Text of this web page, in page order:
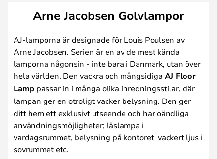
Arne Jacobsen Golvlampor
AJ-lamporna är designade för Louis Poulsen av
Arne Jacobsen. Serien är en av de mest kända
lamporna någonsin - inte bara i Danmark, utan över
hela världen. Den vackra och mångsidiga AJ Floor
Lamp passar in i många olika inredningsstilar, där
lampan ger en otroligt vacker belysning. Den ger
ditt hem ett exklusivt utseende och har oändliga
användningsmöjligheter; läslampa i
vardagsrummet, belysning på kontoret, vackert ljus i
sovrummet etc.